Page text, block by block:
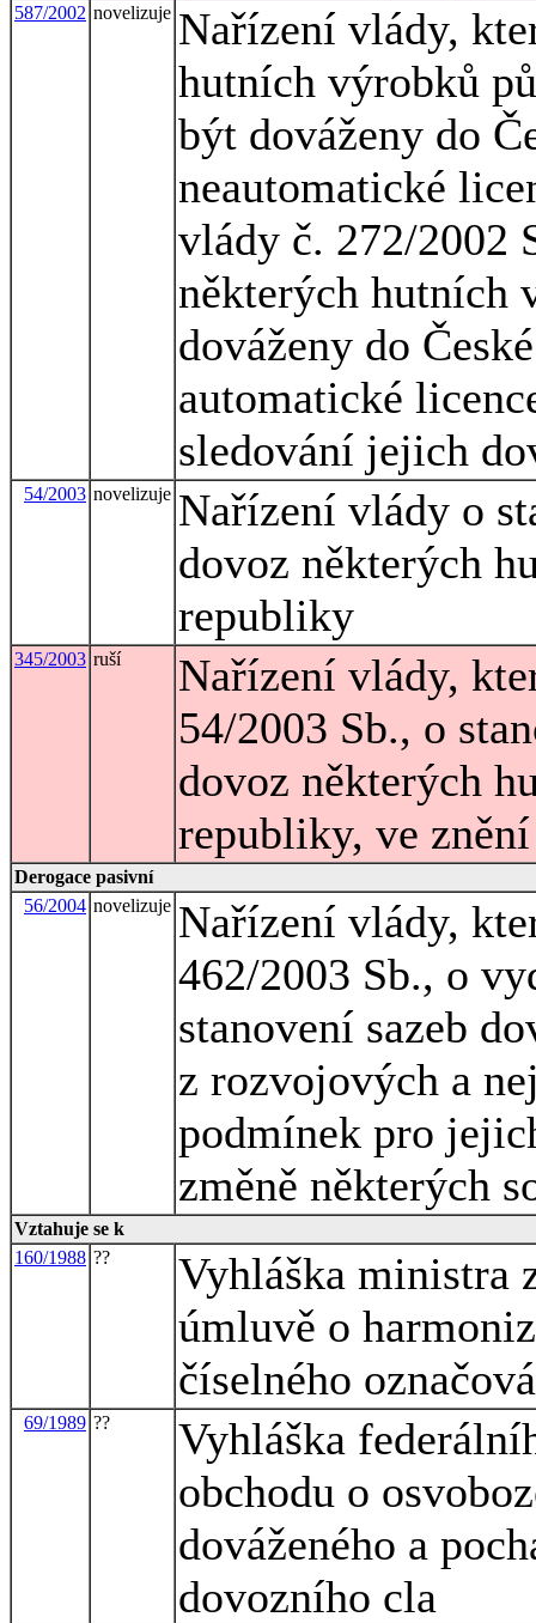
587/2002 novelizuje Nařízení vlády,
hutních výrobků
být dováženy do
neautomatické
vlády č. 272/2002
některých hutních
dováženy do
automatické
sledování jejich
54/2003 novelizuje Nařízení vlády o
dovoz některých
republiky
345/2003 ruší
Nařízení vlády,
54/2003 Sb., o
dovoz některých
republiky, ve
Derogace pasivní
56/2004 novelizuje Nařízení vlády,
462/2003 Sb., o
stanovení sazeb
z rozvojových a
podmínek pro
změně některých
Vztahuje se k
160/1988 ??
Vyhláška ministra
úmluvě o
číselného
69/1989 ??
Vyhláška
obchodu o
dováženého a
dovozního cla